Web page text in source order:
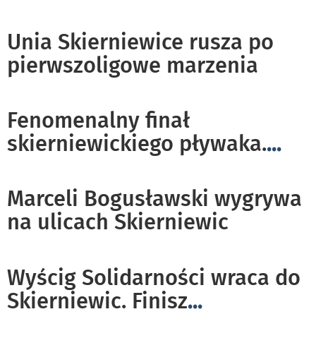
Unia Skierniewice rusza po
pierwszoligowe marzenia
Fenomenalny finał
skierniewickiego pływaka....
Marceli Bogusławski wygrywa
na ulicach Skierniewic
Wyścig Solidarności wraca do
Skierniewic. Finisz...